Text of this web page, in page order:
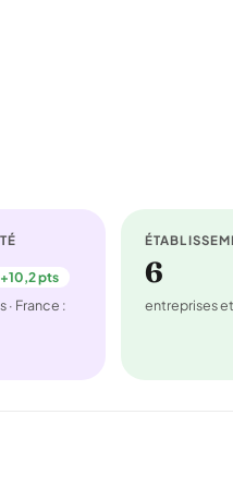
+10,2 pts
· France :
6
entreprises